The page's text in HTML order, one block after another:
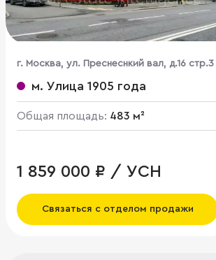
г. Москва, ул. Преснеснкий вал, д.16 стр.3
м. Улица 1905 года
Общая площадь: 483 м²
1 859 000 ₽ / УСН
Связаться с отделом продажи